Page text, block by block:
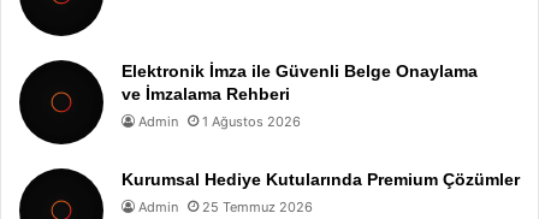
Elektronik İmza ile Güvenli Belge Onaylama
ve İmzalama Rehberi
Admin 1 Ağustos 2026
Kurumsal Hediye Kutularında Premium Çözümler
Admin 25 Temmuz 2026